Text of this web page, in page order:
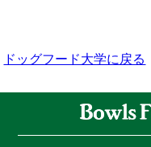
ドッグフード大学に戻る